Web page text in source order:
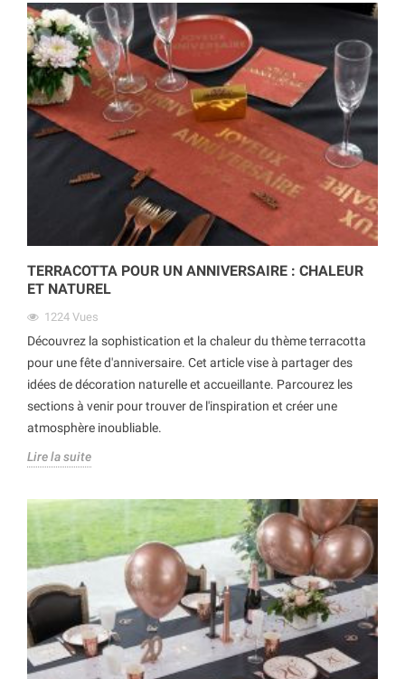
TERRACOTTA POUR UN ANNIVERSAIRE : CHALEUR
ET NATUREL
1224 Vues
Découvrez la sophistication et la chaleur du thème terracotta
pour une fête d'anniversaire. Cet article vise à partager des
idées de décoration naturelle et accueillante. Parcourez les
sections à venir pour trouver de l'inspiration et créer une
atmosphère inoubliable.
Lire la suite